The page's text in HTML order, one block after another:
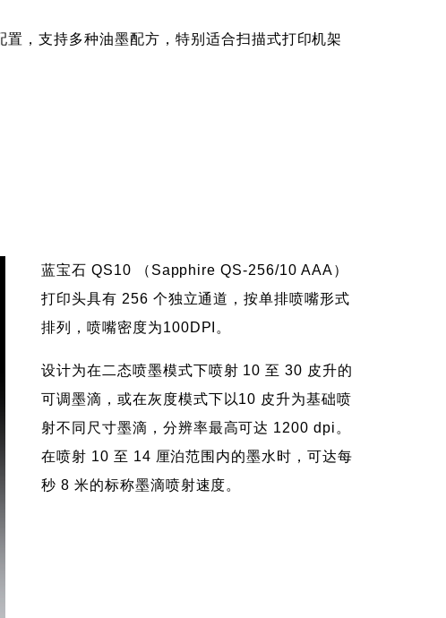
，支持多种油墨配方，特别适合扫描式打印机架
蓝宝石 QS10 （Sapphire QS-256/10 AAA）
打印头具有 256 个独立通道，按单排喷嘴形式
排列，喷嘴密度为100DPI。
设计为在二态喷墨模式下喷射 10 至 30 皮升的
可调墨滴，或在灰度模式下以10 皮升为基础喷
射不同尺寸墨滴，分辨率最高可达 1200 dpi。
在喷射 10 至 14 厘泊范围内的墨水时，可达每
秒 8 米的标称墨滴喷射速度。